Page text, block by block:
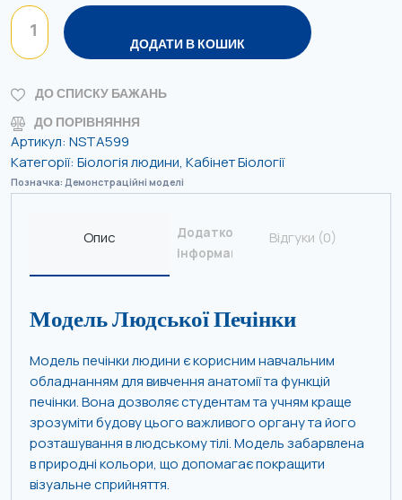
ДОДАТИ В КОШИК
ДО СПИСКУ БАЖАНЬ
ДО ПОРІВНЯННЯ
Артикул: NSTA599
Категорії: Біологія людини, Кабінет Біології
Позначка: Демонстраційні моделі
Опис
Додаткова
інформація
Відгуки (0)
Модель Людської Печінки
Модель печінки людини є корисним навчальним
обладнанням для вивчення анатомії та функцій
печінки. Вона дозволяє студентам та учням краще
зрозуміти будову цього важливого органу та його
розташування в людському тілі. Модель забарвлена
в природні кольори, що допомагає покращити
візуальне сприйняття.